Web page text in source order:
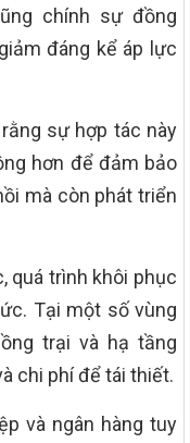
chính sự đồng
đáng kể áp lực
sự hợp tác này
hơn để đảm bảo
mà còn phát triển
quá trình khôi phục
Tại một số vùng
trại và hạ tầng
chi phí để tái thiết.
và ngân hàng tuy